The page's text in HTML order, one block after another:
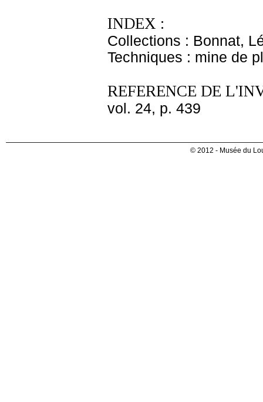
INDEX :
Collections : Bonnat,
Techniques : mine de
REFERENCE DE
vol. 24, p. 439
© 2012 - Musée du